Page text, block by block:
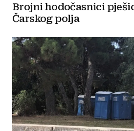
Brojni hodočasnici
Čarskog polja